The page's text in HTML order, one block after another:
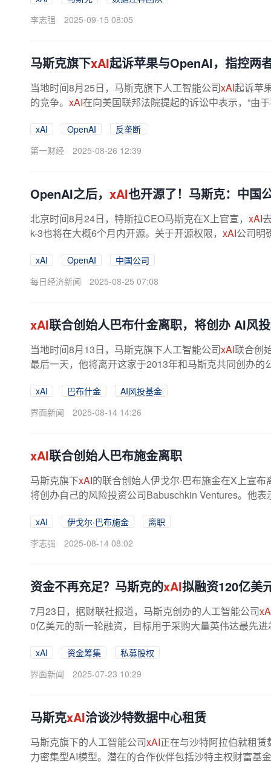
李志强
2025-09-15 08:05
马斯克旗下xAI起诉苹果与OpenAI，指控两
当地时间8月25日，马斯克旗下人工智能公司xAI起诉苹
的竞争。 xAI在向美国联邦法院提起的诉讼中表示，“由
xAI OpenAI
反垄断
第一财经
2025-08-26 12:39
OpenAI之后， xAI也开源了！马斯克：中国
北京时间8月24日，特斯拉CEO马斯克在X上官宣， xAI
k-3也将在大概6个月内开源。关于开源权限， xAI公司明
xAI OpenAI
中国公司
每日经济新闻
2025-08-25 07:08
xAI联合创始人巴布什金离职，将创办 AI风
当地时间8月13日，马斯克旗下人工智能公司xAI联合创
最后一天，他将离开这家于2013年和马斯克共同创办
xAI 巴布什金
AI风投基金
界面新闻
2025-08-14 14:26
xAI联合创始人巴布施金离职
马斯克旗下xAI的联合创始人伊戈尔·巴布施金在X上宣
将创办自己的风险投资公司Babuschkin Ventures。他
xAI 伊戈尔·巴布施金
离职
李志强
2025-08-14 08:02
资金不再充足？马斯克的xAI拟融资120亿美
7月23日，据财联社报道，马斯克创办的人工智能公司
0亿美元的新一轮融资，目标用于采购大量英伟达最先
xAI 资金筹集
私募股权
界面新闻
2025-07-23 10:29
马斯克xAI洽谈沙特数据中心租赁
马斯克旗下的人工智能公司xAI正在与沙特阿拉伯就租
力密集型AI模型。潜在的合作伙伴包括沙特主权财富基